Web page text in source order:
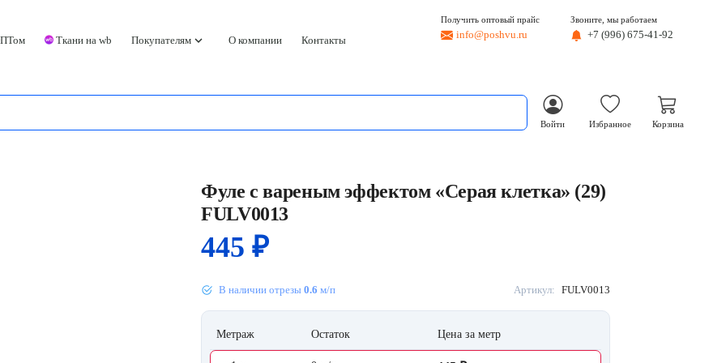
Ткани на wb Покупателямkeyboard_arrow_down О компании Контакты
Получить оптовый прайс
info@poshvu.ru
Звоните, мы работаем
+7 (996) 675-41-92
Войти Избранное Корзина
Фуле с вареным эффектом «Серая клетка» (29)
FULV0013
445 ₽
В наличии отрезы 0.6 м/п Артикул: FULV0013
Метраж Остаток Цена за метр